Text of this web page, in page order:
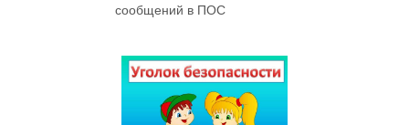
сообщений в ПОС